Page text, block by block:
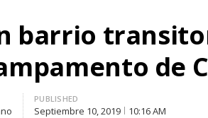
barrio
de
PUBLISHED
Septiembre 10, 2019 10:16 AM